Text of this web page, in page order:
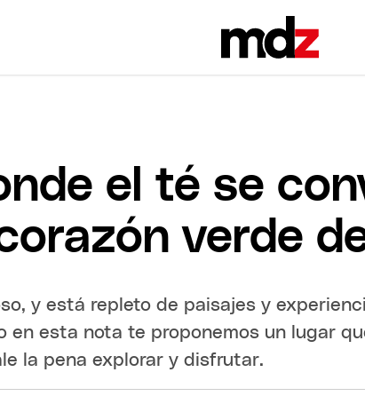
el té se
verde
y está repleto de paisajes y
en esta nota te proponemos un lugar
la pena explorar y disfrutar.